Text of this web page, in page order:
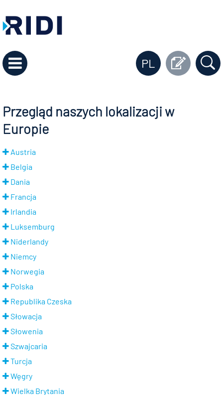
PL
Przegląd naszych lokalizacji w
Europie
Austria
Belgia
Dania
Francja
Irlandia
Luksemburg
Niderlandy
Niemcy
Norwegia
Polska
Republika Czeska
Słowacja
Słowenia
Szwajcaria
Turcja
Węgry
Wielka Brytania